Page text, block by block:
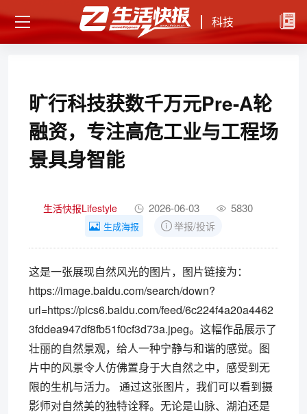
科技
旷行科技获数千万元Pre-A轮
融资，专注高危工业与工程场
景具身智能
生活快报Lifestyle 2026-06-03 5830
生成海报 举报/投诉
这是一张展现自然风光的图片，图片链接为：
https://image.baidu.com/search/down?
url=https://pics6.baidu.com/feed/6c224f4a20a4462
3fddea947df8fb51f0cf3d73a.jpeg。这幅作品展示了
壮丽的自然景观，给人一种宁静与和谐的感觉。图
片中的风景令人仿佛置身于大自然之中，感受到无
限的生机与活力。 通过这张图片，我们可以看到摄
影师对自然美的独特诠释。无论是山脉、湖泊还是